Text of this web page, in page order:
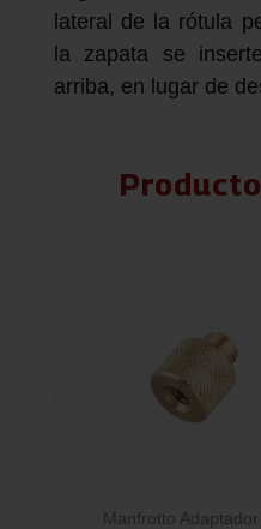
lateral de la rótula
la zapata se
arriba, en lugar de
Manfrotto